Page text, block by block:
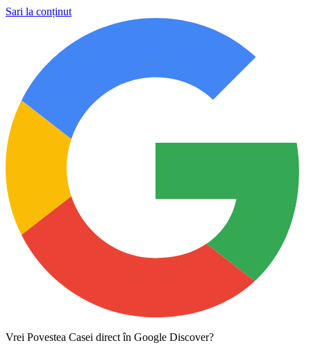
Sari la conținut
Vrei Povestea Casei direct în Google Discover?